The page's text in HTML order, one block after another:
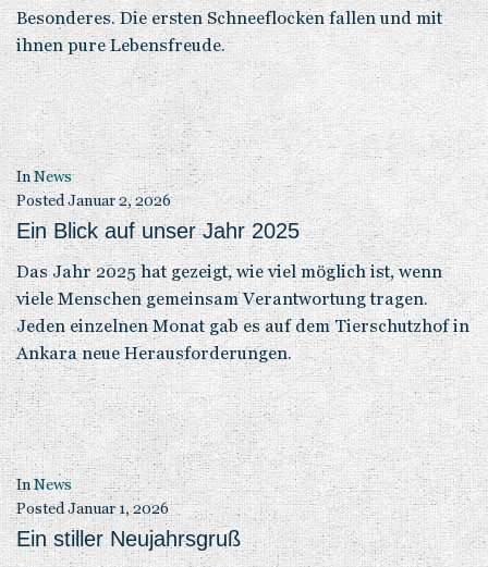
Besonderes. Die ersten Schneeflocken fallen und mit
ihnen pure Lebensfreude.
InNews
Posted Januar 2, 2026
Ein Blick auf unser Jahr 2025
Das Jahr 2025 hat gezeigt, wie viel möglich ist, wenn
viele Menschen gemeinsam Verantwortung tragen.
Jeden einzelnen Monat gab es auf dem Tierschutzhof in
Ankara neue Herausforderungen.
InNews
PostedJanuar 1, 2026
Ein stiller Neujahrsgruß